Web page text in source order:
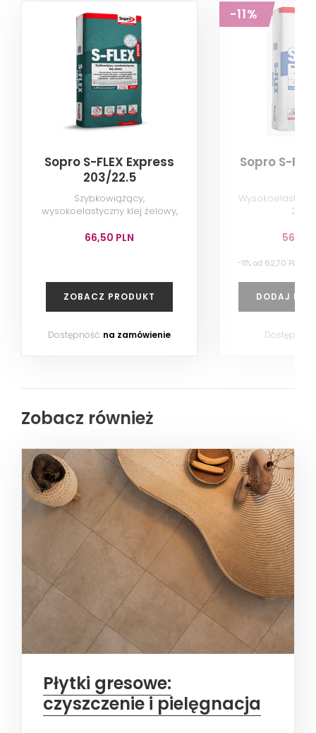
Sopro S-FLEX Express
203/22.5
Szybkowiążący,
wysokoelastyczny klej żelowy,
66,50 PLN
ZOBACZ PRODUKT
Dostępność: na zamówienie
-11%
Sopro S-
22.5
56,00
-11% od 62,70 PLN
DODAJ DO
Zobacz również
Płytki gresowe:
czyszczenie i pielęgnacja